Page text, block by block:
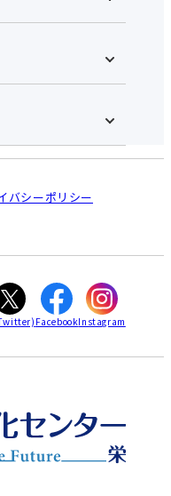
山
垣
バシーポリシー
FacebookInstagram